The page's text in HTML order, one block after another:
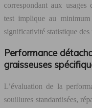
correspondant aux usages
test implique au
significativité statistique des
Performance
graisseuses
L’évaluation de la
souillures standardisées,